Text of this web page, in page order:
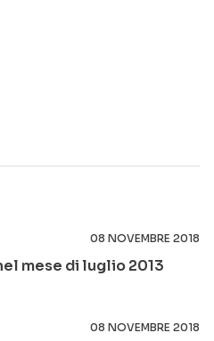
08 NOVEMBRE 2018
mese di luglio 2013
08 NOVEMBRE 2018